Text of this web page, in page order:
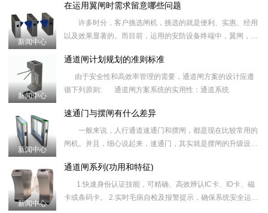
新闻中心
在运用翼闸时需求留意哪些问题
许多时分，客户挑选闸机，挑选的就是便利、实惠、经用
以及效果显著的。而目前，运用的安防设备终端中，翼闸，是
新闻中心
通道闸计划规划的准则标准
由于安全性和高效率管理的需要，通道闸方案的设计应遵
循下列原则: 通道闸方案系统的实用性：通道系统
新闻中心
速通门与摆闸有什么差异
一般来说，人行通道速通门和摆闸，都是现在比较常用的
闸机。并且，细心说起来，速通门，其实就是摆闸的升级设
新闻中心
通道闸系列(功用和特征)
1.快速身份认证技能，可精确、高效辨认IC卡、ID卡、磁
卡或条码卡。 2.实时毛病自检及报警提示，确保系统安全运